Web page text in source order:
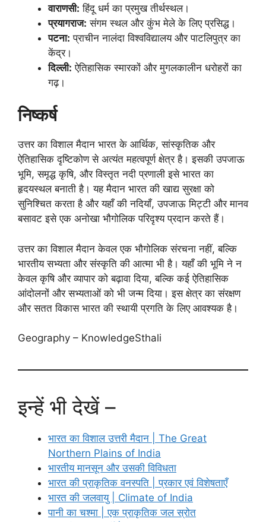
वाराणसी: हिंदू धर्म का प्रमुख तीर्थस्थल।
प्रयागराज: संगम स्थल और कुंभ मेले के लिए प्रसिद्ध।
पटना: प्राचीन नालंदा विश्वविद्यालय और पाटलिपुत्र का
केंद्र।
दिल्ली: ऐतिहासिक स्मारकों और मुगलकालीन धरोहरों का
गढ़।
निष्कर्ष
उत्तर का विशाल मैदान भारत के आर्थिक, सांस्कृतिक और
ऐतिहासिक दृष्टिकोण से अत्यंत महत्वपूर्ण क्षेत्र है। इसकी उपजाऊ
भूमि, समृद्ध कृषि, और विस्तृत नदी प्रणाली इसे भारत का
हृदयस्थल बनाती है। यह मैदान भारत की खाद्य सुरक्षा को
सुनिश्चित करता है और यहाँ की नदियाँ, उपजाऊ मिट्टी और मानव
बसावट इसे एक अनोखा भौगोलिक परिदृश्य प्रदान करते हैं।
उत्तर का विशाल मैदान केवल एक भौगोलिक संरचना नहीं, बल्कि
भारतीय सभ्यता और संस्कृति की आत्मा भी है। यहाँ की भूमि ने न
केवल कृषि और व्यापार को बढ़ावा दिया, बल्कि कई ऐतिहासिक
आंदोलनों और सभ्यताओं को भी जन्म दिया। इस क्षेत्र का संरक्षण
और सतत विकास भारत की स्थायी प्रगति के लिए आवश्यक है।
Geography – KnowledgeSthali
इन्हें भी देखें –
भारत का विशाल उत्तरी मैदान | The Great
Northern Plains of India
भारतीय मानसून और उसकी विविधता
भारत की प्राकृतिक वनस्पति | प्रकार एवं विशेषताएँ
भारत की जलवायु | Climate of India
पानी का चश्मा | एक प्राकृतिक जल स्रोत